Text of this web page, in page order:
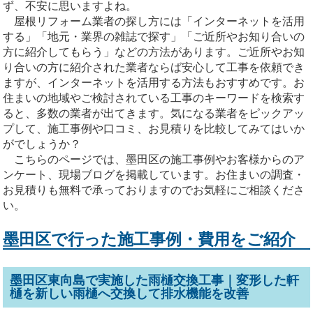
ず、不安に思いますよね。
屋根リフォーム業者の探し方には「インターネットを活用
する」「地元・業界の雑誌で探す」「ご近所やお知り合いの
方に紹介してもらう」などの方法があります。ご近所やお知
り合いの方に紹介された業者ならば安心して工事を依頼でき
ますが、インターネットを活用する方法もおすすめです。お
住まいの地域やご検討されている工事のキーワードを検索す
ると、多数の業者が出てきます。気になる業者をピックアッ
プして、施工事例や口コミ、お見積りを比較してみてはいか
がでしょうか？
こちらのページでは、墨田区の施工事例やお客様からのア
ンケート、現場ブログを掲載しています。お住まいの調査・
お見積りも無料で承っておりますのでお気軽にご相談くださ
い。
墨田区で行った施工事例・費用をご紹介
墨田区東向島で実施した雨樋交換工事｜変形した軒
樋を新しい雨樋へ交換して排水機能を改善